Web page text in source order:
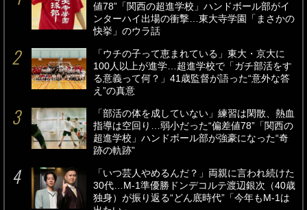
値78”「関西の超進学校」ハンドボール部がイ
ンターハイ出場の衝撃…東大寺学園「まさかの
快挙」のウラ話
「ウチの子って恵まれている」東大・京大に
100人以上が進学…超進学校で「ガチ部活をす
る意義って何？」41歳監督が語った“意外な答
え”の真意
「部活の体を成していない」練習は閑散、熱血
指導は空回り…弱小だった“偏差値78”「関西の
超進学校」ハンドボール部が強豪になった“奇
跡の軌跡”
「いつ芸人やめるんだ？」両親に言われ続けた
30代…M-1準優勝ドンデコルテ渡辺銀次（40歳
独身）が振り返る“どん底時代”「今年もM-1は